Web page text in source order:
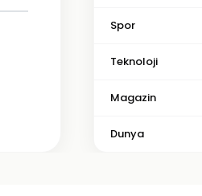
Spor
Teknoloji
Magazin
Dunya